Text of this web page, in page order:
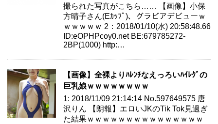
撮られた写真がこちら…… 【画像】小保
方晴子さん(Eｶｯﾌﾟ)、グラビアデビューｗ
ｗｗｗｗｗ 2：2018/01/10(水) 20:58:48.66
ID:eOPHPcoy0.net BE:679785272-
2BP(1000) http:…
【画像】全裸よりﾊﾚﾝﾁなえっろいﾊｲﾚｸﾞの
巨乳娘ｗｗｗｗｗｗｗｗ
1: 2018/11/09 21:14:14 No.597649575 唐
沢りん 【朗報】エロいJKのTik Tok見過ぎ
た結果ｗｗｗｗｗｗｗｗｗｗｗｗｗｗｗ